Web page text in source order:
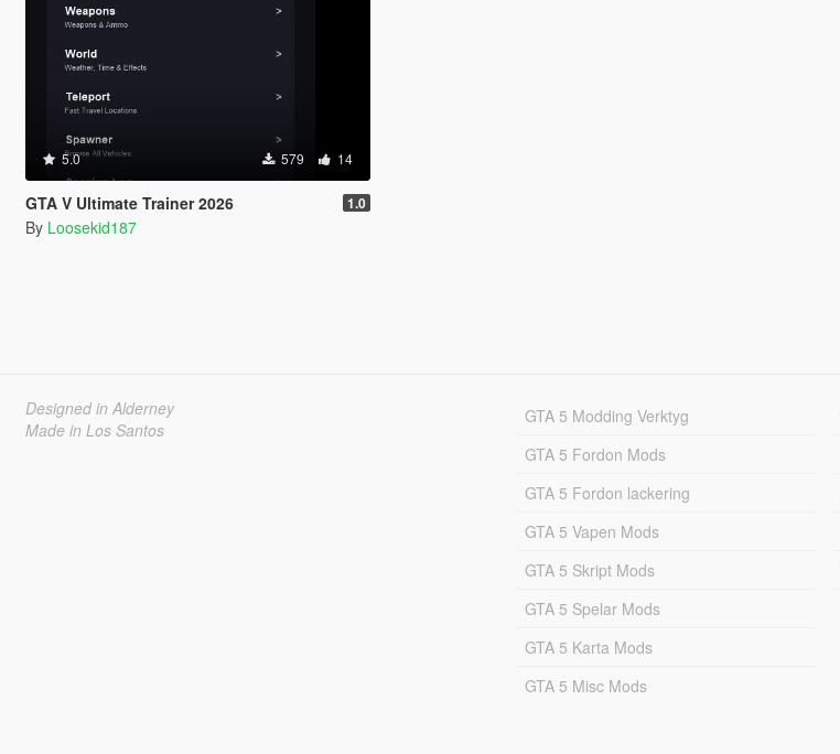
5.0 579 14
GTA V Ultimate Trainer 2026 1.0
By Loosekid187
Designed in Alderney
Made in Los Santos
GTA 5 Modding Verktyg
GTA 5 Fordon Mods
GTA 5 Fordon lackering
GTA 5 Vapen Mods
GTA 5 Skript Mods
GTA 5 Spelar Mods
GTA 5 Karta Mods
GTA 5 Misc Mods